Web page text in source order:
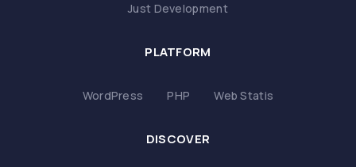
Just Development
PLATFORM
WordPress PHP Web Statis
DISCOVER